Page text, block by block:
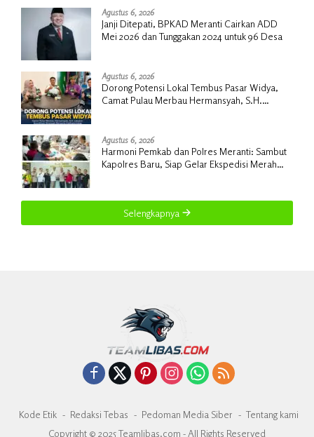
Agustus 6, 2026
Janji Ditepati, BPKAD Meranti Cairkan ADD
Mei 2026 dan Tunggakan 2024 untuk 96 Desa
Agustus 6, 2026
Dorong Potensi Lokal Tembus Pasar Widya,
Camat Pulau Merbau Hermansyah, S.H.
Agustus 6, 2026
Harmoni Pemkab dan Polres Meranti: Sambut
Kapolres Baru, Siap Gelar Ekspedisi Merah
Selengkapnya
Kode Etik Redaksi Tebas Pedoman Media Siber
Tentang kami
Copyright © 2025 Teamlibas.com - All Rights Reserved